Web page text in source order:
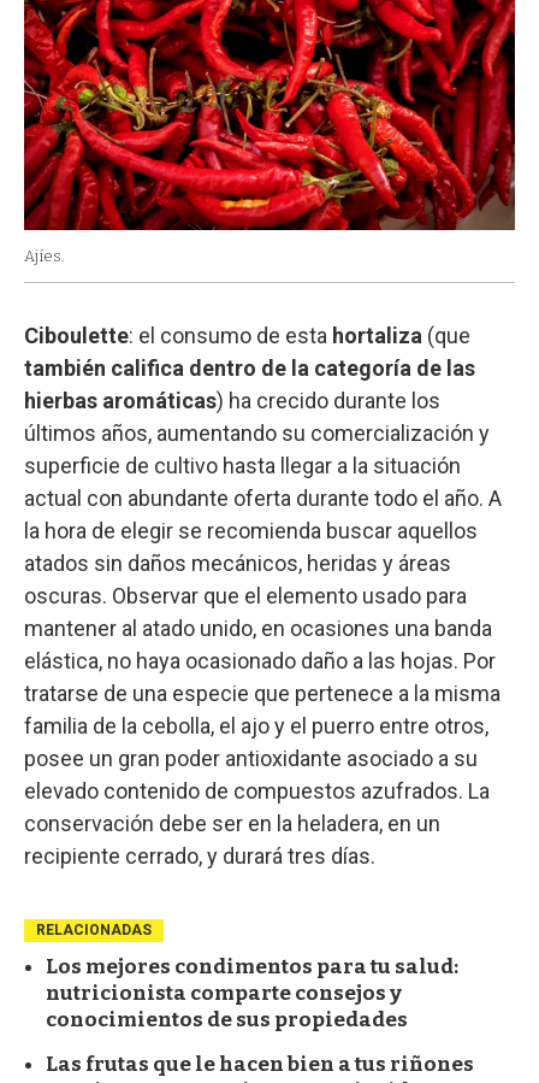
Ajíes.
Ciboulette: el consumo de esta hortaliza (que
también califica dentro de la categoría de las
hierbas aromáticas) ha crecido durante los
últimos años, aumentando su comercialización y
superficie de cultivo hasta llegar a la situación
actual con abundante oferta durante todo el año. A
la hora de elegir se recomienda buscar aquellos
atados sin daños mecánicos, heridas y áreas
oscuras. Observar que el elemento usado para
mantener al atado unido, en ocasiones una banda
elástica, no haya ocasionado daño a las hojas. Por
tratarse de una especie que pertenece a la misma
familia de la cebolla, el ajo y el puerro entre otros,
posee un gran poder antioxidante asociado a su
elevado contenido de compuestos azufrados. La
conservación debe ser en la heladera, en un
recipiente cerrado, y durará tres días.
RELACIONADAS
Los mejores condimentos para tu salud:
nutricionista comparte consejos y
conocimientos de sus propiedades
Las frutas que le hacen bien a tus riñones